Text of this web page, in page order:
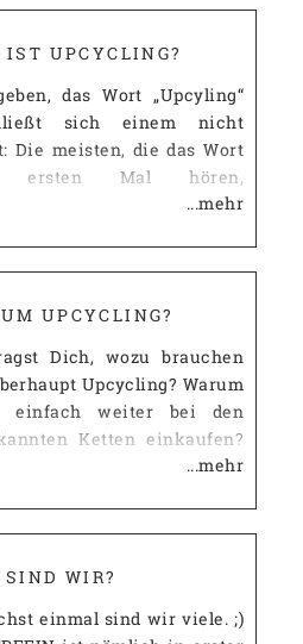
IST UPCYCLING?
das Wort „Upcyling“
sich einem nicht
Die meisten, die das Wort
ersten Mal hören,
dass es wohl etwas
richtig: Wie beim
darum, ausgediente
nicht einfach
sondern clever
...mehr
UPCYCLING?
Dich, wozu brauchen
Upcycling? Warum
einfach weiter bei den
Ketten einkaufen?
gleich drei Antworten
steht der gleiche
siehst Du schon
...mehr
SIND WIR?
einmal sind wir viele. ;)